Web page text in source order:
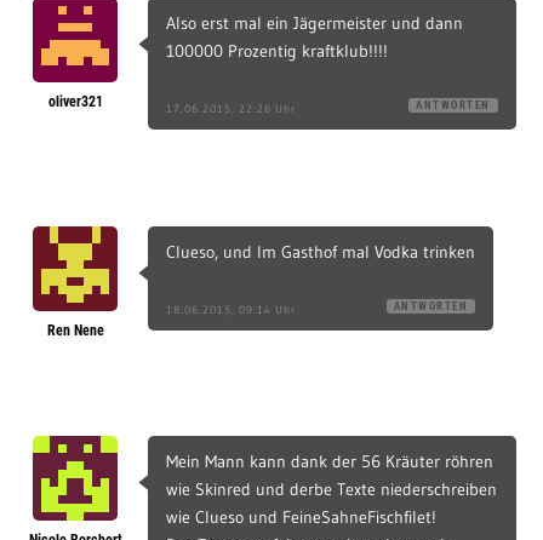
oliver321
Also erst mal ein Jägermeister und dann
100000 Prozentig kraftklub!!!!
17.06.2015, 22:26 Uhr ANTWORTEN
Ren Nene
Clueso, und Im Gasthof mal Vodka trinken
18.06.2015, 09:14 Uhr ANTWORTEN
Mein Mann kann dank der 56 Kräuter röhren
wie Skinred und derbe Texte niederschreiben
wie Clueso und FeineSahneFischfilet!